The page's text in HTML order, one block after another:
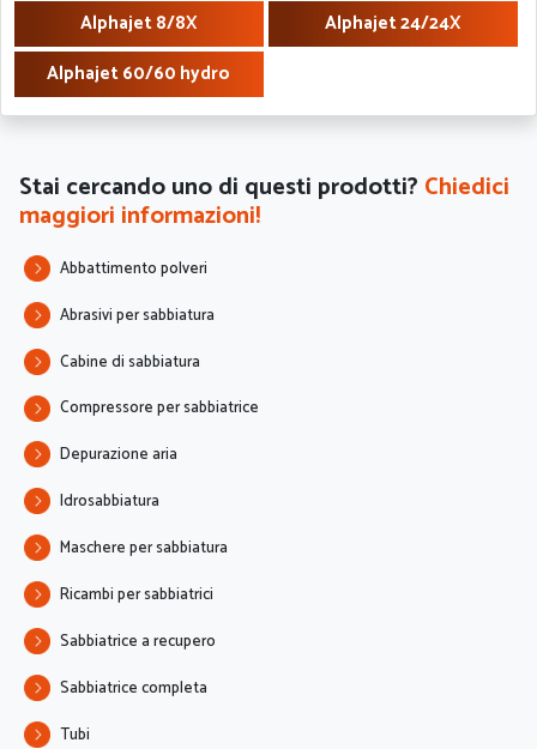
Alphajet 8/8X
Alphajet 24/24X
Alphajet 60/60 hydro
Stai cercando uno di questi prodotti? Chiedici
maggiori informazioni!
Abbattimento polveri
Abrasivi per sabbiatura
Cabine di sabbiatura
Compressore per sabbiatrice
Depurazione aria
Idrosabbiatura
Maschere per sabbiatura
Ricambi per sabbiatrici
Sabbiatrice a recupero
Sabbiatrice completa
Tubi